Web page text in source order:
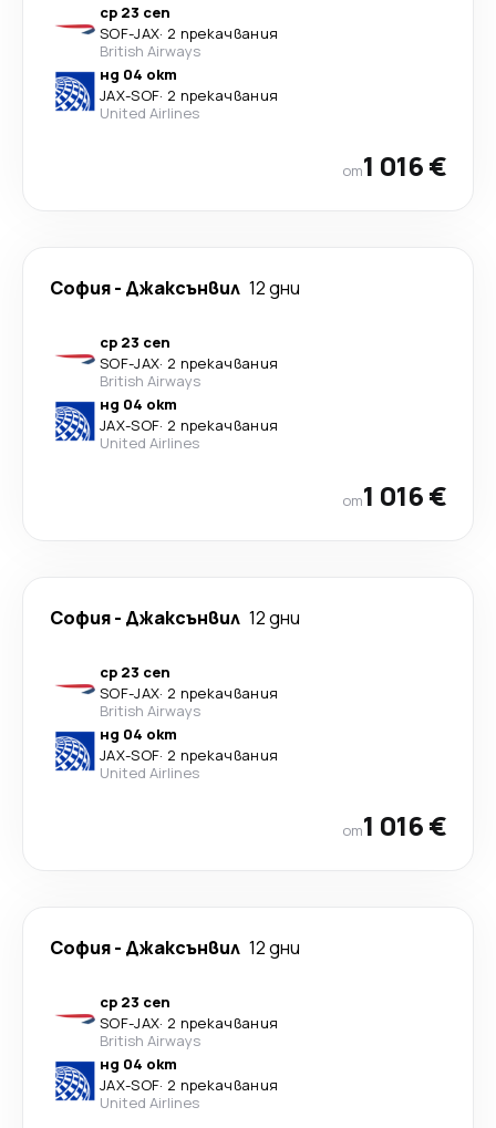
ср 23 сеп
SOF-JAX· 2 прекачвания
British Airways
нд 04 окт
JAX-SOF· 2 прекачвания
United Airlines
от1 016 €
София- Джаксънвил 12 дни
ср 23 сеп
SOF-JAX· 2 прекачвания
British Airways
нд 04 окт
JAX-SOF· 2 прекачвания
United Airlines
от1 016 €
София- Джаксънвил 12 дни
ср 23 сеп
SOF-JAX· 2 прекачвания
British Airways
нд 04 окт
JAX-SOF· 2 прекачвания
United Airlines
от1 016 €
София- Джаксънвил 12 дни
ср 23 сеп
SOF-JAX· 2 прекачвания
British Airways
нд 04 окт
JAX-SOF· 2 прекачвания
United Airlines